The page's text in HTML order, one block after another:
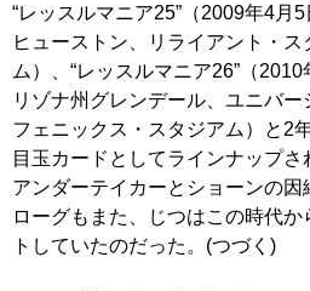
“レッスルマニア25”（2009年4月
ヒューストン、リライアント・ス
ム）、“レッスルマニア26”（
リゾナ州グレンデール、ユニバー
フェニックス・スタジアム）と2
目玉カードとしてラインナップさ
アンダーテイカーとショーンの因
ローグもまた、じつはこの時代か
トしていたのだった。(つづく)